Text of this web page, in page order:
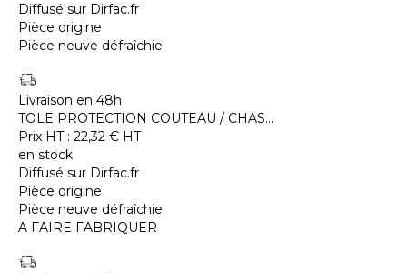
Diffusé sur Dirfac.fr
Pièce origine
Pièce neuve défraîchie
Livraison en 48h
TOLE PROTECTION COUTEAU / CHAS...
Prix HT : 22,32 € HT
en stock
Diffusé sur Dirfac.fr
Pièce origine
Pièce neuve défraîchie
A FAIRE FABRIQUER